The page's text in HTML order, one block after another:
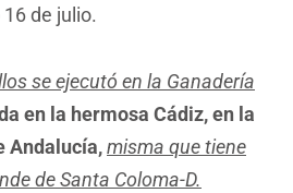
de julio.
se ejecutó en la Ganadería
en la hermosa Cádiz, en la
Andalucía,misma que tiene
de Santa Coloma-D.